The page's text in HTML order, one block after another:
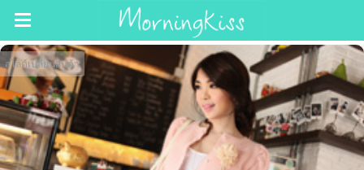
สไลด์เปลี่ยนสินค้า